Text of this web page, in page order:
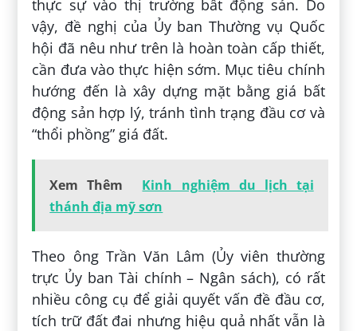
thực sự vào thị trường bất động sản. Do
vậy, đề nghị của Ủy ban Thường vụ Quốc
hội đã nêu như trên là hoàn toàn cấp thiết,
cần đưa vào thực hiện sớm. Mục tiêu chính
hướng đến là xây dựng mặt bằng giá bất
động sản hợp lý, tránh tình trạng đầu cơ và
“thổi phồng” giá đất.
Xem Thêm
Kinh nghiệm du lịch tại
thánh địa mỹ sơn
Theo ông Trần Văn Lâm (Ủy viên thường
trực Ủy ban Tài chính – Ngân sách), có rất
nhiều công cụ để giải quyết vấn đề đầu cơ,
tích trữ đất đai nhưng hiệu quả nhất vẫn là